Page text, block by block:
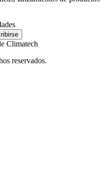
Climatech
reservados.